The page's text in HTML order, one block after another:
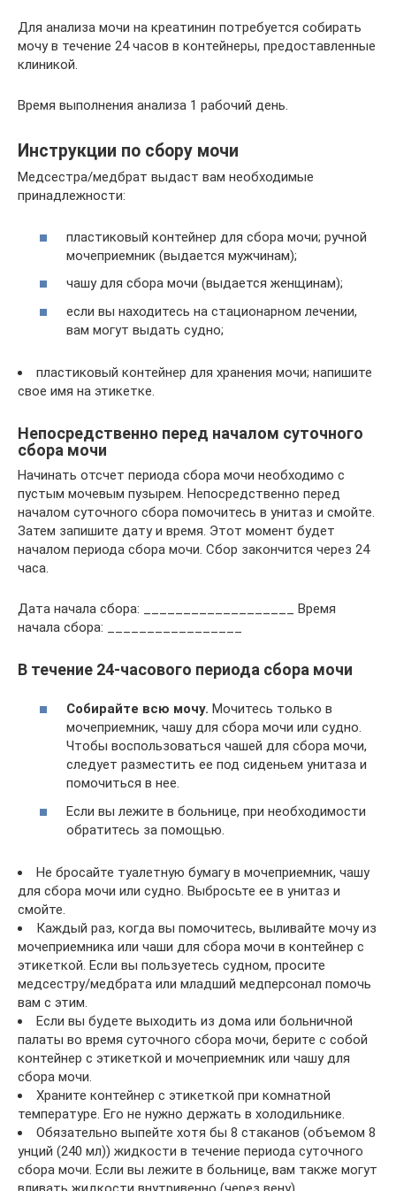
Для анализа мочи на креатинин потребуется собирать
мочу в течение 24 часов в контейнеры, предоставленные
клиникой.
Время выполнения анализа 1 рабочий день.
Инструкции по сбору мочи
Медсестра/медбрат выдаст вам необходимые
принадлежности:
пластиковый контейнер для сбора мочи; ручной
мочеприемник (выдается мужчинам);
чашу для сбора мочи (выдается женщинам);
если вы находитесь на стационарном лечении,
вам могут выдать судно;
пластиковый контейнер для хранения мочи; напишите
свое имя на этикетке.
Непосредственно перед началом суточного
сбора мочи
Начинать отсчет периода сбора мочи необходимо с
пустым мочевым пузырем. Непосредственно перед
началом суточного сбора помочитесь в унитаз и смойте.
Затем запишите дату и время. Этот момент будет
началом периода сбора мочи. Сбор закончится через 24
часа.
Дата начала сбора: ___________________ Время
начала сбора: _________________
В течение 24-часового периода сбора мочи
Собирайте всю мочу. Мочитесь только в
мочеприемник, чашу для сбора мочи или судно.
Чтобы воспользоваться чашей для сбора мочи,
следует разместить ее под сиденьем унитаза и
помочиться в нее.
Если вы лежите в больнице, при необходимости
обратитесь за помощью.
Не бросайте туалетную бумагу в мочеприемник, чашу
для сбора мочи или судно. Выбросьте ее в унитаз и
смойте.
Каждый раз, когда вы помочитесь, выливайте мочу из
мочеприемника или чаши для сбора мочи в контейнер с
этикеткой. Если вы пользуетесь судном, просите
медсестру/медбрата или младший медперсонал помочь
вам с этим.
Если вы будете выходить из дома или больничной
палаты во время суточного сбора мочи, берите с собой
контейнер с этикеткой и мочеприемник или чашу для
сбора мочи.
Храните контейнер с этикеткой при комнатной
температуре. Его не нужно держать в холодильнике.
Обязательно выпейте хотя бы 8 стаканов (объемом 8
унций (240 мл)) жидкости в течение периода суточного
сбора мочи. Если вы лежите в больнице, вам также могут